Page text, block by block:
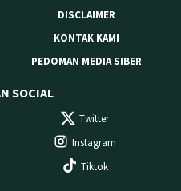
DISCLAIMER
KONTAK KAMI
PEDOMAN MEDIA SIBER
SOCIAL
Twitter
Instagram
Tiktok